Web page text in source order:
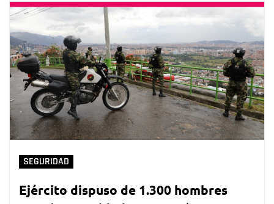
SEGURIDAD
Ejército dispuso de 1.300 hombres